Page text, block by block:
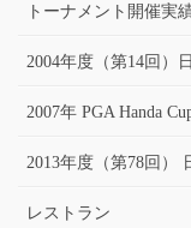
トーナメント開催実
2004年度（第14回）
2007年 PGA Handa
2013年度（第78回）
レストラン